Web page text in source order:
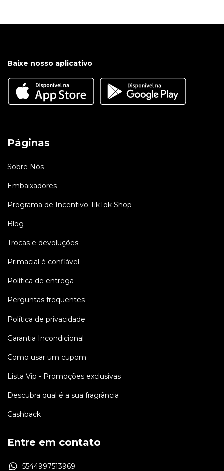
Baixe nosso aplicativo
Páginas
Sobre Nós
Embaixadores
Programa de Incentivo TikTok Shop
Blog
Trocas e devoluções
Primacial é confiável
Política de entrega
Perguntas frequentes
Política de privacidade
Garantia Incondicional
Como usar um cupom
Lista Vip - Promoções exclusivas
Descubra qual é a sua fragrância
Cashback
Entre em contato
5544997513969